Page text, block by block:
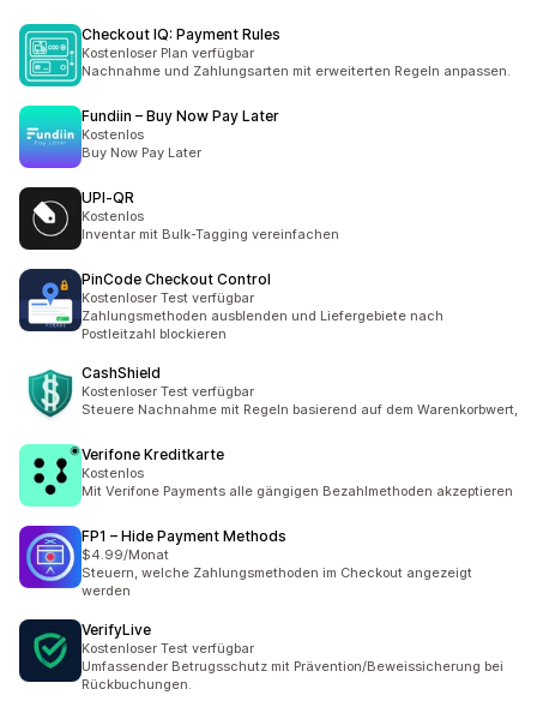
Checkout IQ: Payment Rules
Kostenloser Plan verfügbar
Nachnahme und Zahlungsarten mit erweiterten Regeln anpassen.
Fundiin – Buy Now Pay Later
Kostenlos
Buy Now Pay Later
UPI‑QR
Kostenlos
Inventar mit Bulk-Tagging vereinfachen
PinCode Checkout Control
Kostenloser Test verfügbar
Zahlungsmethoden ausblenden und Liefergebiete nach
Postleitzahl blockieren
CashShield
Kostenloser Test verfügbar
Steuere Nachnahme mit Regeln basierend auf dem Warenkorbwert,
Verifone Kreditkarte
Kostenlos
Mit Verifone Payments alle gängigen Bezahlmethoden akzeptieren
FP1 – Hide Payment Methods
$4.99/Monat
Steuern, welche Zahlungsmethoden im Checkout angezeigt
werden
VerifyLive
Kostenloser Test verfügbar
Umfassender Betrugsschutz mit Prävention/Beweissicherung bei
Rückbuchungen.